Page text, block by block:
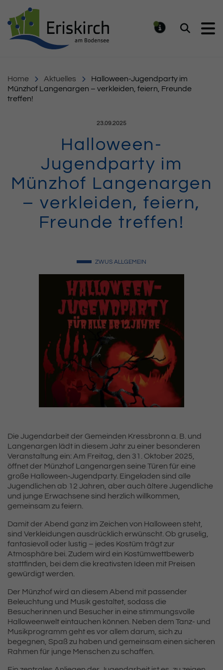
Suchen
Home Aktuelles
Halloween-Jugendparty im
Münzhof Langenargen – verkleiden, feiern, Freunde
treffen!
Veröffentlicht am:
23.09.2025
Halloween-
Jugendparty im
Münzhof Langenargen
– verkleiden, feiern,
Freunde treffen!
ZWUS ALLGEMEIN
Die Jugendarbeit der Gemeinden Kressbronn a. B. und
Langenargen lädt in diesem Jahr zu einer besonderen
Veranstaltung ein: Am Freitag, den 31. Oktober 2025,
öffnet der Münzhof Langenargen seine Türen für eine
große Halloween-Jugendparty. Eingeladen sind alle
Jugendlichen ab 12 Jahren, aber auch ältere Jugendliche
und junge Erwachsene sind herzlich willkommen,
gemeinsam zu feiern.
Damit der Abend ganz im Zeichen von Halloween steht,
sind Verkleidungen ausdrücklich erwünscht. Ob gruselig,
fantasievoll oder lustig – jedes Kostüm trägt zur
Atmosphäre bei. Zudem wird ein Kostümwettbewerb
stattfinden, bei dem die kreativsten Ideen mit Preisen
gewürdigt werden.
Der Münzhof wird an diesem Abend mit passender
Beleuchtung und Musik gestaltet, sodass die
Besucherinnen und Besucher in eine stimmungsvolle
Halloweenwelt eintauchen können. Neben dem Tanz- und
Musikprogramm geht es vor allem darum, sich zu
begegnen, Spaß zu haben und gemeinsam einen sicheren
Rahmen für junge Menschen zu schaffen.